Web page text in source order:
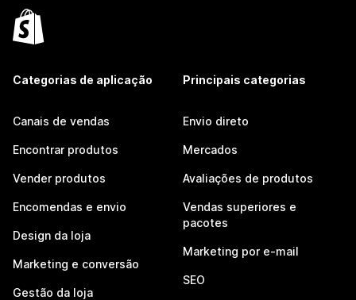
Categorias de aplicação
Canais de vendas
Encontrar produtos
Vender produtos
Encomendas e envio
Design da loja
Marketing e conversão
Gestão da loja
Principais categorias
Envio direto
Mercados
Avaliações de produtos
Vendas superiores e
pacotes
Marketing por e-mail
SEO